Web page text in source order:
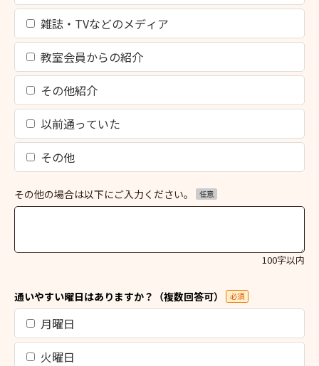
雑誌・TVなどのメディア
教室会員からの紹介
その他紹介
以前通っていた
その他
その他の場合は以下にご入力ください。 任意
100字以内
通いやすい曜日はありますか？（複数回答可） 必須
月曜日
火曜日